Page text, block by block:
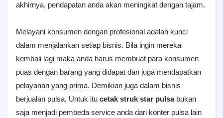
akhirnya, pendapatan anda akan meningkat dengan tajam.
Melayani konsumen dengan profesional adalah kunci
dalam menjalankan setiap bisnis. Bila ingin mereka
kembali lagi maka anda harus membuat para konsumen
puas dengan barang yang didapat dan juga mendapatkan
pelayanan yang prima. Demikian juga dalam bisnis
berjualan pulsa. Untuk itu cetak struk star pulsabukan
saja menjadi pembeda service anda dari konter pulsa lain